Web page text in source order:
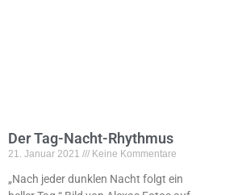
Der Tag-Nacht-Rhythmus
21. Januar 2021 Keine Kommentare
„Nach jeder dunklen Nacht folgt ein